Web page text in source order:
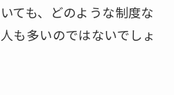
ても、どのような制度な
も多いのではないでしょ